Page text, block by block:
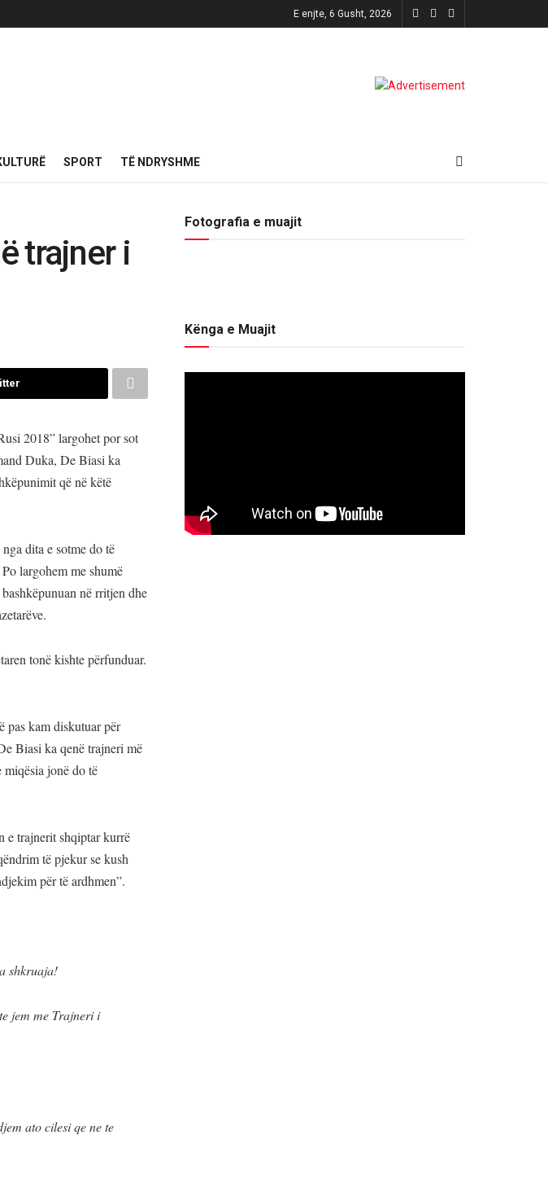
E enjte, 6 Gusht, 2026
SPORT TË NDRYSHME
trajner i
2018” largohet por sot
Duka, De Biasi ka
që në këtë
dita e sotme do të
largohem me shumë
në rritjen dhe
tonë kishte përfunduar.
kam diskutuar për
Biasi ka qenë trajneri më
miqësia jonë do të
e trajnerit shqiptar kurrë
të pjekur se kush
për të ardhmen”.
shkruaja!
jem me Trajneri i
ato cilesi qe ne te
Fotografia e muajit
Kënga e Muajit